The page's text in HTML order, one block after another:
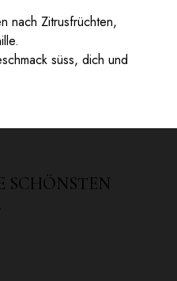
nach Zitrusfrüchten,
süss, dich und
SCHÖNSTEN